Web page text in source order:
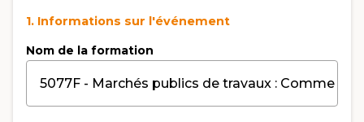
1. Informations sur l'événement
Nom de la formation